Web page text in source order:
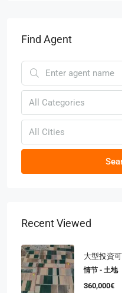
Find Agent
All Categories
All Cities
Recent Viewed
大型投資
情节 - 土地
360,000€